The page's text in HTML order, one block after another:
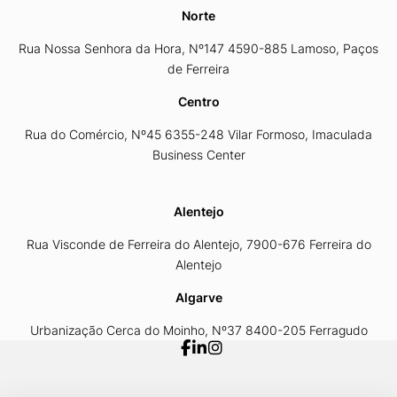
Norte
Rua Nossa Senhora da Hora, Nº147 4590-885 Lamoso, Paços
de Ferreira
Centro
Rua do Comércio, Nº45 6355-248 Vilar Formoso, Imaculada
Business Center
Alentejo
Rua Visconde de Ferreira do Alentejo, 7900-676 Ferreira do
Alentejo
Algarve
Urbanização Cerca do Moinho, Nº37 8400-205 Ferragudo